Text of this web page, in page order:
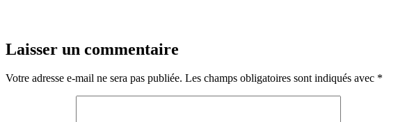
Laisser un commentaire
Votre adresse e-mail ne sera pas publiée. Les champs obligatoires sont indiqués avec *